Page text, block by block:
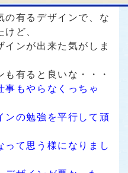
の有るデザインで、な
ど、
ンが出来た気がしま
有ると良いな・・・
事もやらなくっちゃ
ンの勉強を平行して頑
って思う様になりまし